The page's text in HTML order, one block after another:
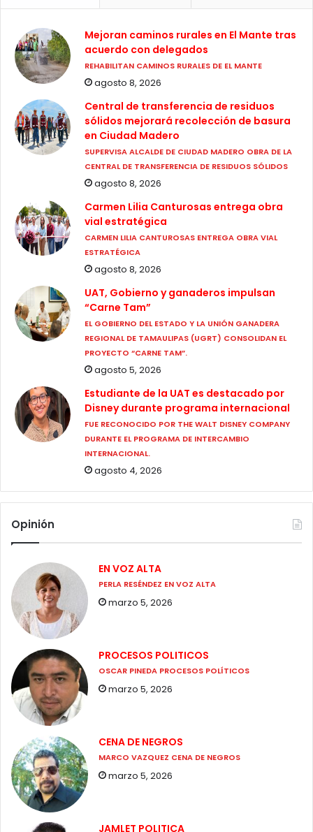
Mejoran caminos rurales en El Mante tras
acuerdo con delegados
REHABILITAN CAMINOS RURALES DE EL MANTE
agosto 8, 2026
Central de transferencia de residuos
sólidos mejorará recolección de basura
en Ciudad Madero
SUPERVISA ALCALDE DE CIUDAD MADERO OBRA DE LA
CENTRAL DE TRANSFERENCIA DE RESIDUOS SÓLIDOS
agosto 8, 2026
Carmen Lilia Canturosas entrega obra
vial estratégica
CARMEN LILIA CANTUROSAS ENTREGA OBRA VIAL
ESTRATÉGICA
agosto 8, 2026
UAT, Gobierno y ganaderos impulsan
“Carne Tam”
EL GOBIERNO DEL ESTADO Y LA UNIÓN GANADERA
REGIONAL DE TAMAULIPAS (UGRT) CONSOLIDAN EL
PROYECTO “CARNE TAM”.
agosto 5, 2026
Estudiante de la UAT es destacado por
Disney durante programa internacional
FUE RECONOCIDO POR THE WALT DISNEY COMPANY
DURANTE EL PROGRAMA DE INTERCAMBIO
INTERNACIONAL.
agosto 4, 2026
Opinión
EN VOZ ALTA
PERLA RESÉNDEZ EN VOZ ALTA
marzo 5, 2026
PROCESOS POLITICOS
OSCAR PINEDA PROCESOS POLÍTICOS
marzo 5, 2026
CENA DE NEGROS
MARCO VAZQUEZ CENA DE NEGROS
marzo 5, 2026
JAMLET POLITICA